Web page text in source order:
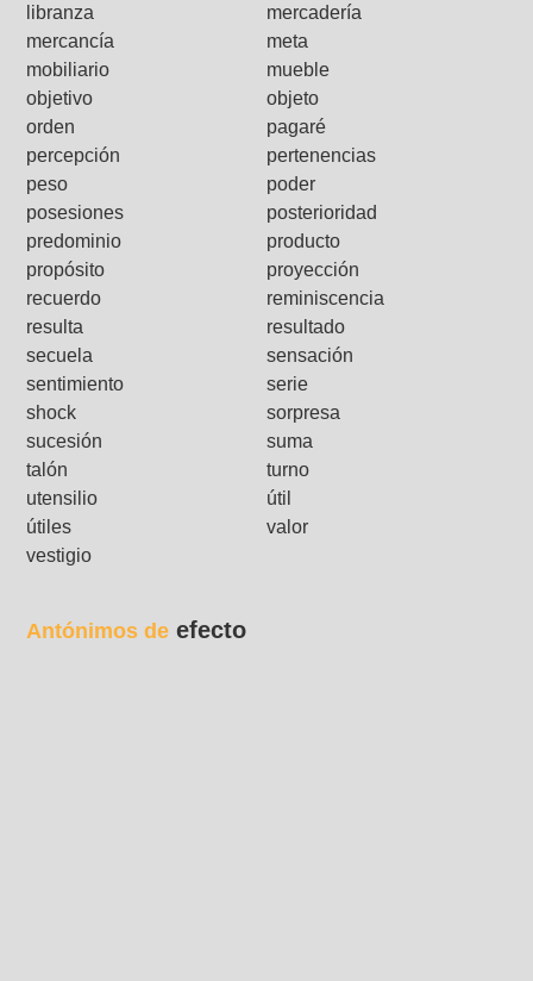
libranza
mercadería
mercancía
meta
mobiliario
mueble
objetivo
objeto
orden
pagaré
percepción
pertenencias
peso
poder
posesiones
posterioridad
predominio
producto
propósito
proyección
recuerdo
reminiscencia
resulta
resultado
secuela
sensación
sentimiento
serie
shock
sorpresa
sucesión
suma
talón
turno
utensilio
útil
útiles
valor
vestigio
Antónimos de efecto